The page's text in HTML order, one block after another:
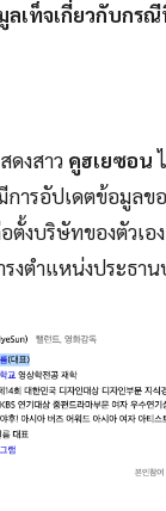
เท็จเกี่ยวกับกรณี
ดงสาว คูฮเยซอน
การอัปเดตข้อมูลข
ตั้งบริษัทของตัวเอ
รงตำแหน่งประธา